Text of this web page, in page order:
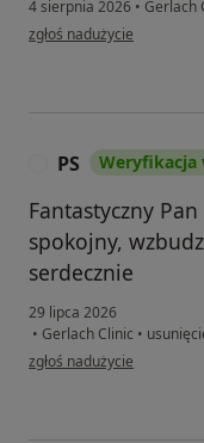
4 sierpnia 2026 • Gerlach
w opinii użytkownika
zgłoś nadużycie
PS Weryfikacja
Fantastyczny
spokojny,
serdecznie
29 lipca 2026
• Gerlach Clinic •
w opinii użytkownika PS
zgłoś nadużycie